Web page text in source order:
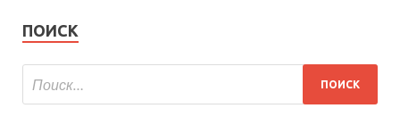
ПОИСК